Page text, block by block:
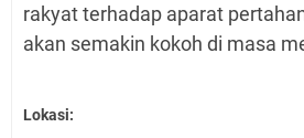
rakyat terhadap aparat
akan semakin kokoh di masa
Lokasi: